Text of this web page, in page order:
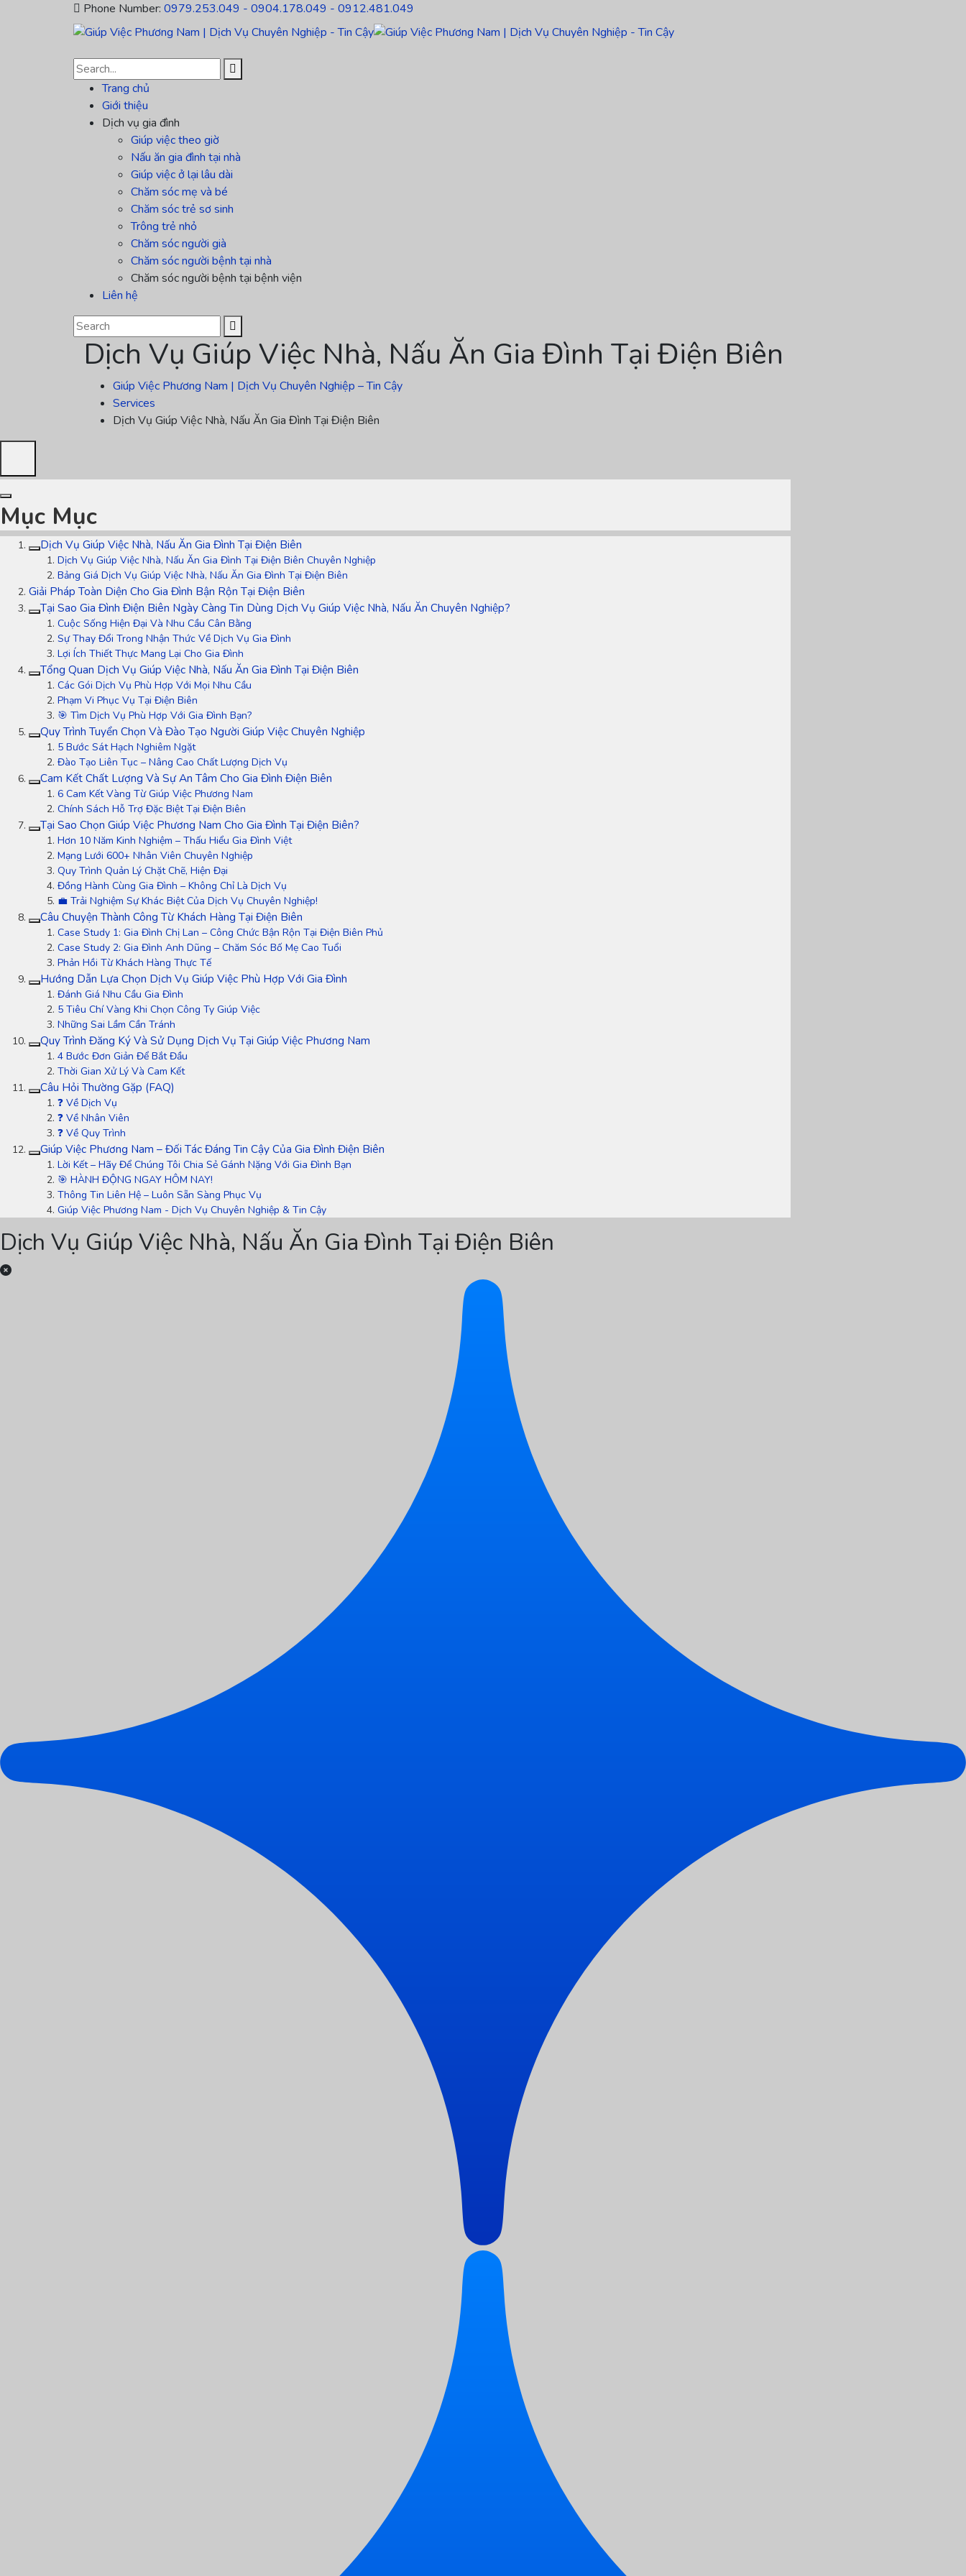
Phone Number: 0979.253.049 - 0904.178.049 - 0912.481.049
Trang chủ
Giới thiệu
Dịch vụ gia đình
Giúp việc theo giờ
Nấu ăn gia đình tại nhà
Giúp việc ở lại lâu dài
Chăm sóc mẹ và bé
Chăm sóc trẻ sơ sinh
Trông trẻ nhỏ
Chăm sóc người già
Chăm sóc người bệnh tại nhà
Chăm sóc người bệnh tại bệnh viện
Liên hệ
Dịch Vụ Giúp Việc Nhà, Nấu Ăn Gia Đình Tại Điện Biên
Giúp Việc Phương Nam | Dịch Vụ Chuyên Nghiệp – Tin Cậy
Services
Dịch Vụ Giúp Việc Nhà, Nấu Ăn Gia Đình Tại Điện Biên
Mục Mục
Dịch Vụ Giúp Việc Nhà, Nấu Ăn Gia Đình Tại Điện Biên
Dịch Vụ Giúp Việc Nhà, Nấu Ăn Gia Đình Tại Điện Biên Chuyên Nghiệp
Bảng Giá Dịch Vụ Giúp Việc Nhà, Nấu Ăn Gia Đình Tại Điện Biên
Giải Pháp Toàn Diện Cho Gia Đình Bận Rộn Tại Điện Biên
Tại Sao Gia Đình Điện Biên Ngày Càng Tin Dùng Dịch Vụ Giúp Việc Nhà, Nấu Ăn Chuyên Nghiệp?
Cuộc Sống Hiện Đại Và Nhu Cầu Cân Bằng
Sự Thay Đổi Trong Nhận Thức Về Dịch Vụ Gia Đình
Lợi Ích Thiết Thực Mang Lại Cho Gia Đình
Tổng Quan Dịch Vụ Giúp Việc Nhà, Nấu Ăn Gia Đình Tại Điện Biên
Các Gói Dịch Vụ Phù Hợp Với Mọi Nhu Cầu
Phạm Vi Phục Vụ Tại Điện Biên
🎯 Tìm Dịch Vụ Phù Hợp Với Gia Đình Bạn?
Quy Trình Tuyển Chọn Và Đào Tạo Người Giúp Việc Chuyên Nghiệp
5 Bước Sát Hạch Nghiêm Ngặt
Đào Tạo Liên Tục – Nâng Cao Chất Lượng Dịch Vụ
Cam Kết Chất Lượng Và Sự An Tâm Cho Gia Đình Điện Biên
6 Cam Kết Vàng Từ Giúp Việc Phương Nam
Chính Sách Hỗ Trợ Đặc Biệt Tại Điện Biên
Tại Sao Chọn Giúp Việc Phương Nam Cho Gia Đình Tại Điện Biên?
Hơn 10 Năm Kinh Nghiệm – Thấu Hiểu Gia Đình Việt
Mạng Lưới 600+ Nhân Viên Chuyên Nghiệp
Quy Trình Quản Lý Chặt Chẽ, Hiện Đại
Đồng Hành Cùng Gia Đình – Không Chỉ Là Dịch Vụ
💼 Trải Nghiệm Sự Khác Biệt Của Dịch Vụ Chuyên Nghiệp!
Câu Chuyện Thành Công Từ Khách Hàng Tại Điện Biên
Case Study 1: Gia Đình Chị Lan – Công Chức Bận Rộn Tại Điện Biên Phủ
Case Study 2: Gia Đình Anh Dũng – Chăm Sóc Bố Mẹ Cao Tuổi
Phản Hồi Từ Khách Hàng Thực Tế
Hướng Dẫn Lựa Chọn Dịch Vụ Giúp Việc Phù Hợp Với Gia Đình
Đánh Giá Nhu Cầu Gia Đình
5 Tiêu Chí Vàng Khi Chọn Công Ty Giúp Việc
Những Sai Lầm Cần Tránh
Quy Trình Đăng Ký Và Sử Dụng Dịch Vụ Tại Giúp Việc Phương Nam
4 Bước Đơn Giản Để Bắt Đầu
Thời Gian Xử Lý Và Cam Kết
Câu Hỏi Thường Gặp (FAQ)
❓ Về Dịch Vụ
❓ Về Nhân Viên
❓ Về Quy Trình
Giúp Việc Phương Nam – Đối Tác Đáng Tin Cậy Của Gia Đình Điện Biên
Lời Kết – Hãy Để Chúng Tôi Chia Sẻ Gánh Nặng Với Gia Đình Bạn
🎯 HÀNH ĐỘNG NGAY HÔM NAY!
Thông Tin Liên Hệ – Luôn Sẵn Sàng Phục Vụ
Giúp Việc Phương Nam - Dịch Vụ Chuyên Nghiệp & Tin Cậy
Dịch Vụ Giúp Việc Nhà, Nấu Ăn Gia Đình Tại Điện Biên